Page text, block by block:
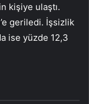
kişiye ulaştı.
geriledi. İşsizlik
ise yüzde 12,3